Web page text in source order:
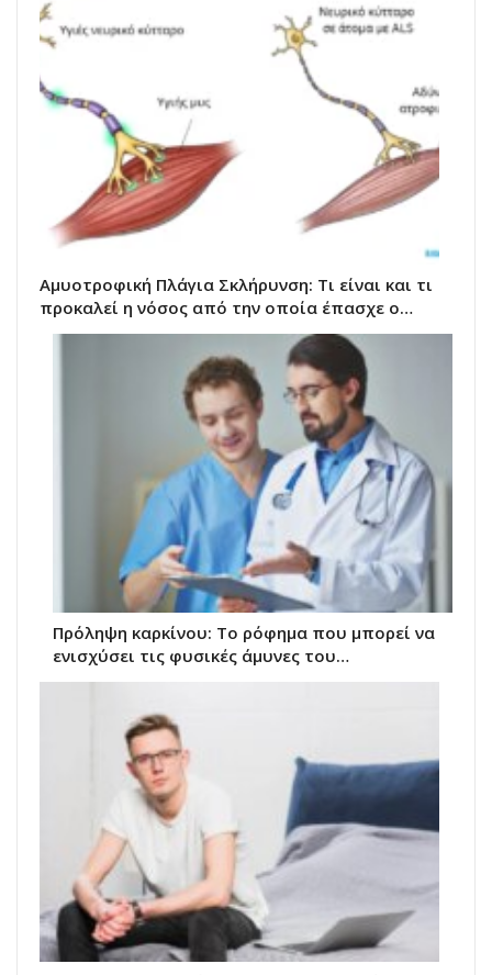
Αμυοτροφική Πλάγια Σκλήρυνση: Τι είναι και τι
προκαλεί η νόσος από την οποία έπασχε ο…
Πρόληψη καρκίνου: Το ρόφημα που μπορεί να
ενισχύσει τις φυσικές άμυνες του…